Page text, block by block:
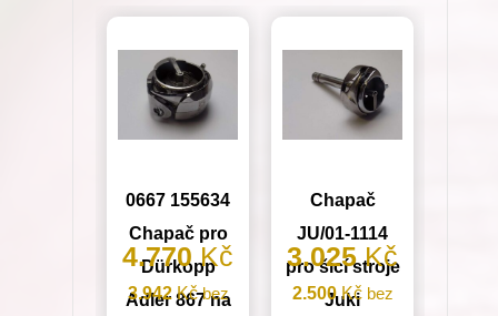
0667 155634
Chapač pro
Dürkopp
Adler 867 na
4.770Kč
3.942Kčbez
Chapač
JU/01-1114
pro šicí stroje
Juki
3.025Kč
2.500Kčbez